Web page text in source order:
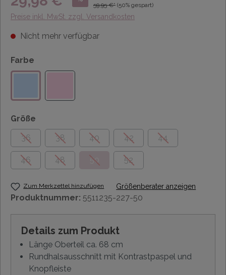
59,95 €* (50% gespart)
Preise inkl. MwSt. zzgl. Versandkosten
Nicht mehr verfügbar
Farbe
Größe
36
38 40 42 44
46 48 50 52
Zum Merkzettel hinzufügen Größenberater anzeigen
Produktnummer: 5511235-227-50
Details zum Produkt
Länge Oberteil ca. 68 cm
Rundhalsausschnitt mit Kontrastpaspel und
Knopfleiste